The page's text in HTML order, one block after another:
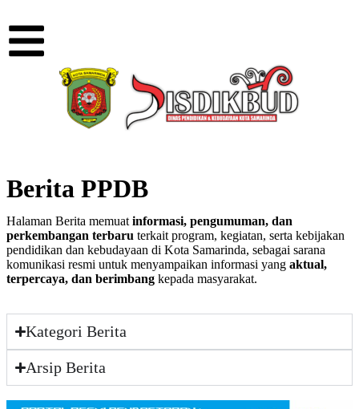
Berita PPDB
Halaman Berita memuat informasi, pengumuman, dan
perkembangan terbaru terkait program, kegiatan, serta kebijakan
pendidikan dan kebudayaan di Kota Samarinda, sebagai sarana
komunikasi resmi untuk menyampaikan informasi yang aktual,
terpercaya, dan berimbang kepada masyarakat.
Kategori Berita
Arsip Berita